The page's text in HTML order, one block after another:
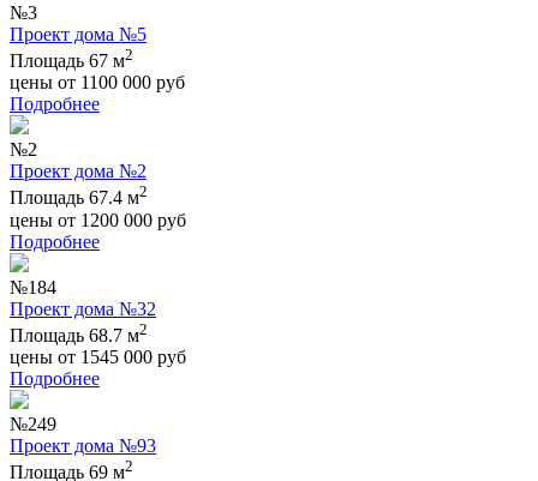
№3
Проект дома №5
Площадь 67 м2
цены от 1100 000 руб
Подробнее
№2
Проект дома №2
Площадь 67.4 м2
цены от 1200 000 руб
Подробнее
№184
Проект дома №32
Площадь 68.7 м2
цены от 1545 000 руб
Подробнее
№249
Проект дома №93
Площадь 69 м2